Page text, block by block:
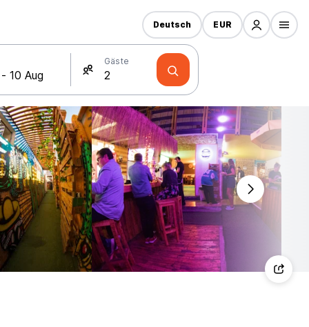
Gäste
Deutsch EUR